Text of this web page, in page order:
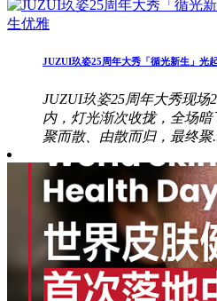
JUZUI玖姿25周年大秀「循光新生」光
JUZUI玖姿25周年大秀现场
内，灯光渐次收拢，全场
聚而散、由散而归，最终聚